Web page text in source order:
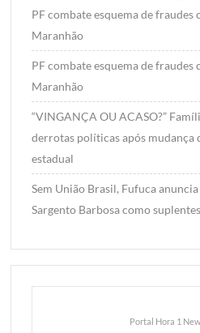
PF combate esquema de fraudes
Maranhão
PF combate esquema de fraudes
Maranhão
“VINGANÇA OU ACASO?”
derrotas políticas após mudança
estadual
Sem União Brasil, Fufuca
Sargento Barbosa como suplentes
Portal Hora 1